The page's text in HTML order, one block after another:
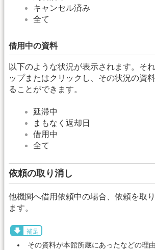
キャンセル済み
全て
借用中の資料
以下のような状況が表示されます。そ
ップまたはクリックし、その状況の資
ることができます。
延滞中
まもなく返却日
借用中
全て
依頼の取り消し
他機関へ借用依頼中の場合、依頼を取
ます。
補足
その資料が本館所蔵にあったなどの理